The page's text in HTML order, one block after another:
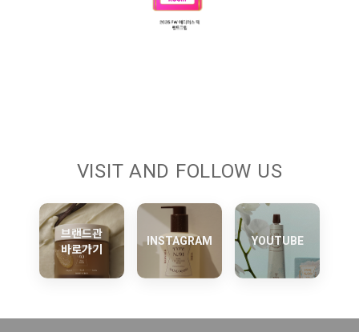
VISIT AND FOLLOW US
브랜드관
바로가기
INSTAGRAM YOUTUBE